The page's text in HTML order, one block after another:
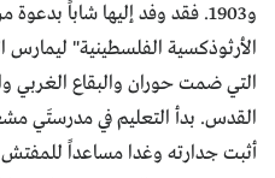
و1903. فقد وفد إليها شاباً
الأرثوذكسية الفلسطينية" ليمارس
التي ضمت حوران والبقاع الغربي
القدس. بدأ التعليم في مدرستَي
أثبت جدارته وغدا مساعداً للمفتش